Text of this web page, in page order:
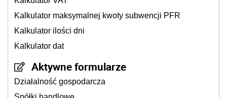
Kalkulator maksymalnej kwoty subwencji PFR
Kalkulator ilości dni
Kalkulator dat
Aktywne formularze
Działalność gospodarcza